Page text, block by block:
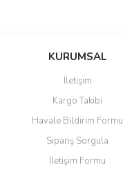
KURUMSAL
İletişim
Kargo Takibi
Havale Bildirim Formu
Sipariş Sorgula
İletişim Formu